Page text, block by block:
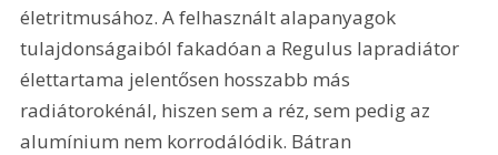
életritmusához. A felhasznált alapanyagok
tulajdonságaiból fakadóan a Regulus lapradiátor
élettartama jelentősen hosszabb más
radiátorokénál, hiszen sem a réz, sem pedig az
alumínium nem korrodálódik. Bátran